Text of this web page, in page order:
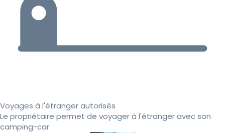
Voyages à l'étranger autorisés
Le propriétaire permet de voyager à l'étranger avec son
camping-car